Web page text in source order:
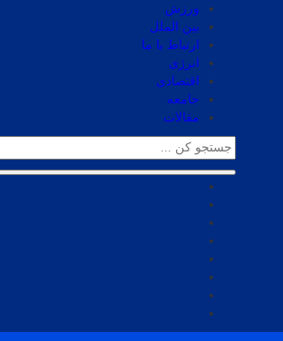
ورزش
بین الملل
ارتباط با ما
انرژی
اقتصادی
جامعه
مقالات